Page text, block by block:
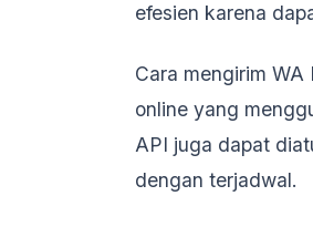
efesien karena
Cara mengirim
online yang
API juga dapat
dengan terjadwal.